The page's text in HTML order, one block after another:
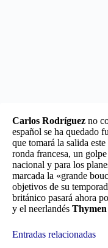
Carlos Rodríguez no
español se ha quedado
que tomará la salida este
ronda francesa, un
nacional y para los
marcada la «grande
objetivos de su
británico pasará ahora
y el neerlandés
Entradas relacionadas